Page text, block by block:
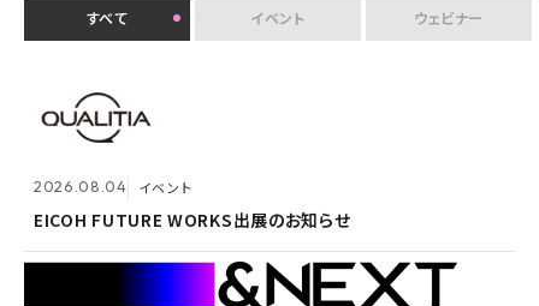
すべて イベント ウェビナー
2026.08.04 イベント
EICOH FUTURE WORKS出展のお知らせ
2026.08.04 イベント
EICOH FUTURE WORKS出展のお知らせ
2026.07.30
クオリティアユーザー会『&NEXT』を9月4日に初開
催 〜リアルな交流を通じて、経営理念「つなげる・つな
がる想いを未来へつなぐ」を体現〜